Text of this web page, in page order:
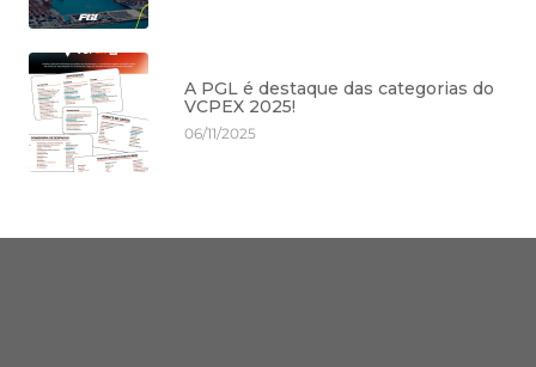
A PGL é destaque das categorias do
VCPEX 2025!
06/11/2025